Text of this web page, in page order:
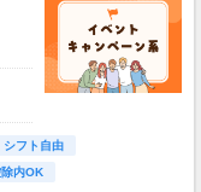
に
伺
シフト自由
内OK